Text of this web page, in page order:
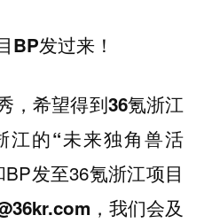
BP发过来！
，希望得到36氪浙江
江的“未来独角兽活
BP发至36氪浙江项目
，我们会及